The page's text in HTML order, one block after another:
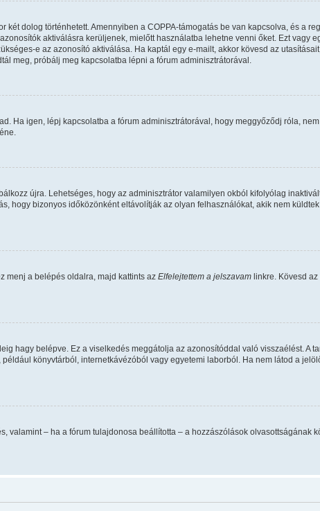
dolog történhetett. Amennyiben a COPPA-támogatás be van kapcsolva, és a
aktiválásra kerüljenek, mielőtt használatba lehetne venni őket. Ezt vagy
e az azonosító aktiválása. Ha kaptál egy e-mailt, akkor kövesd az
meg, próbálj meg kapcsolatba lépni a fórum adminisztrátorával.
Ha igen, lépj kapcsolatba a fórum adminisztrátorával, hogy meggyőződj róla,
újra. Lehetséges, hogy az adminisztrátor valamilyen okból kifolyólag
hogy bizonyos időközönként eltávolítják az olyan felhasználókat, akik nem
menj a belépés oldalra, majd kattints azElfelejtettem a jelszavam linkre. Kövesd
hagy belépve. Ez a viselkedés meggátolja az azonosítóddal való visszaélést. A
könyvtárból, internetkávézóból vagy egyetemi laborból. Ha nem látod a
valamint – ha a fórum tulajdonosa beállította – a hozzászólások olvasottságának